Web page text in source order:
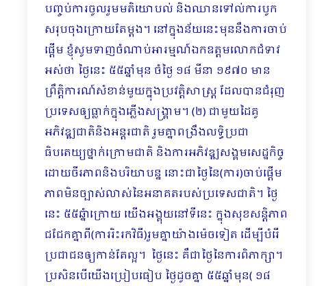
បញ្ចប់ការចូលរួមមតិយោបល់ និងឈានទៅល់ការបូក
សរុបចុងក្រោយតែម្ដង។ នៅក្នុងន័យនេះមុននឹងការចាប់
ផ្ដើម ខ្ញុំសូមទាញចំណាប់អារម្មណ៍ឯកឧត្តមលោកជំទាវ
អស់ថា ថ្ងៃនេះ ៥៥ឆ្នាំមុន ចំថ្ងៃ ១៨ មីនា ១៩៧០ មាន
ព្រឹត្ដិការណ៍សំខាន់មួយក្នុងប្រវត្ដិសាស្ដ្រ ដែលបានជំរុញ
ប្រទេសឲ្យធ្លាក់ក្នុងភ្លើងសង្គ្រាម។ (២) ជាមួយដៃគូ
អភិវឌ្ឍជាតិនិងអន្ដរជាតិ រួមគ្នាពង្រឹងលទ្ធិប្រជា
ធិបតេយ្យថ្នាក់ក្រោមជាតិ និងការអភិវឌ្ឍសង្គមសេដ្ឋកិច្ច
ដោយចីរភាពនិងបរិយាបន្ន នោះជាថ្ងៃនៃ(ការ)ចាប់ផ្ដើម
ភាពមិនច្បាស់លាស់នៃអនាគតរបស់ប្រទេសជាតិ។ ថ្ងៃ
នេះ ៥៥ឆ្នំាក្រោយ យើងអង្គុយនៅទីនេះ ក្នុងសុខសន្ដិភាព
ជជែកគ្នាពី(ការរិះរកវិធី)រួមគ្នាយ៉ាងម៉េចទៀត ដើម្បីបំរើ
ប្រជាជនឲ្យកាន់តែល្អ។ ថ្ងៃនេះ គឺជាថ្ងៃនៃការពិភាក្សា។
ប្រសិនបើយើងប្រៀបធៀប ថ្ងៃដូចគ្នា ៥៥ឆ្នាំមុន( ១៨